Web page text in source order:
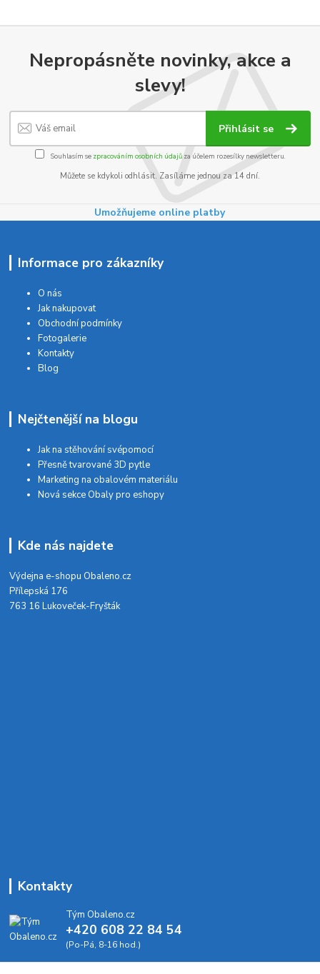
Nepropásněte novinky, akce a
slevy!
Přihlásit se
Souhlasím se zpracováním osobních údajůza účelem rozesílky newsletteru.
Můžete se kdykoli odhlásit. Zasíláme jednou za 14 dní.
Umožňujeme online platby
Informace pro zákazníky
O nás
Jak nakupovat
Obchodní podmínky
Fotogalerie
Kontakty
Blog
Nejčtenější na blogu
Jak na stěhování svépomocí
Přesně tvarované 3D pytle
Marketing na obalovém materiálu
Nová sekce Obaly pro eshopy
Kde nás najdete
Výdejna e-shopu Obaleno.cz
Přílepská 176
763 16 Lukoveček-Fryšták
Kontakty
Tým Obaleno.cz
+420 608 22 84 54
(Po-Pá, 8-16 hod.)